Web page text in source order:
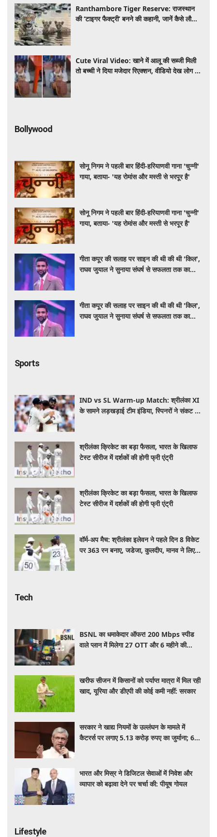
Ranthambore Tiger Reserve: राजस्थान
की ‘टाइगर फैक्ट्री’ बनने की कहानी, जानें कैसे लौटी
Cute Viral Video: खाने में आलू की सब्जी मिली
तो बच्ची ने दिया मजेदार रिएक्शन, वीडियो देख लोग हुए
Bollywood
सोनू निगम ने पहली बार हिंदी-हरियाणवी गाना 'चुन्नी'
गाया, बताया- 'यह रोमांस और मस्ती से भरपूर है'
सोनू निगम ने पहली बार हिंदी-हरियाणवी गाना 'चुन्नी'
गाया, बताया- 'यह रोमांस और मस्ती से भरपूर है'
गीता कपूर की सलाह पर साइन की थी की थी 'किल',
राघव जुयाल ने सुनाया संघर्ष से सफलता तक का
गीता कपूर की सलाह पर साइन की थी की थी 'किल',
राघव जुयाल ने सुनाया संघर्ष से सफलता तक का
Sports
IND vs SL Warm-up Match: श्रीलंका XI
के सामने लड़खड़ाई टीम इंडिया, स्पिनरों ने संकट में
श्रीलंका क्रिकेट का बड़ा फैसला, भारत के खिलाफ
टेस्ट सीरीज में दर्शकों की होगी फ्री एंट्री
श्रीलंका क्रिकेट का बड़ा फैसला, भारत के खिलाफ
टेस्ट सीरीज में दर्शकों की होगी फ्री एंट्री
वॉर्म-अप मैच: श्रीलंका इलेवन ने पहले दिन 8 विकेट
पर 363 रन बनाए, जडेजा, कुलदीप, मानव ने लिए
Tech
BSNL का धमाकेदार ऑफर! 200 Mbps स्पीड
वाले प्लान में मिलेगा 27 OTT और 6 महीने की
खरीफ सीजन में किसानों को पर्याप्त मात्रा में मिल रही
खाद, यूरिया और डीएपी की कोई कमी नहीं: सरकार
सरकार ने खाद्य नियमों के उल्लंघन के मामले में
कैटरर्स पर लगाए 5.13 करोड़ रुपए का जुर्माना; 6
भारत और मिस्र ने डिजिटल सेवाओं में निवेश और
व्यापार को बढ़ावा देने पर चर्चा की: पीयूष गोयल
Lifestyle